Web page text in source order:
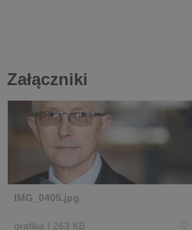
Załączniki
IMG_0405.jpg
grafika | 263 KB